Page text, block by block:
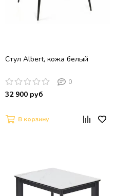
Стул Albert, кожа белый
0
32 900 руб
В корзину